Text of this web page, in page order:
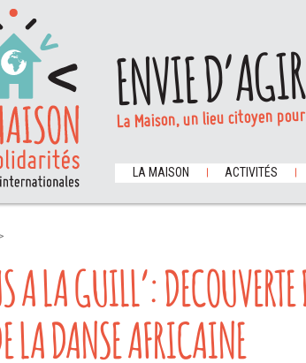
ENVIE
La Maison, un lieu citoyen
LA MAISON ACTIVITÉS
>
A LA GUILL’:
LA DANSE AFRICAINE